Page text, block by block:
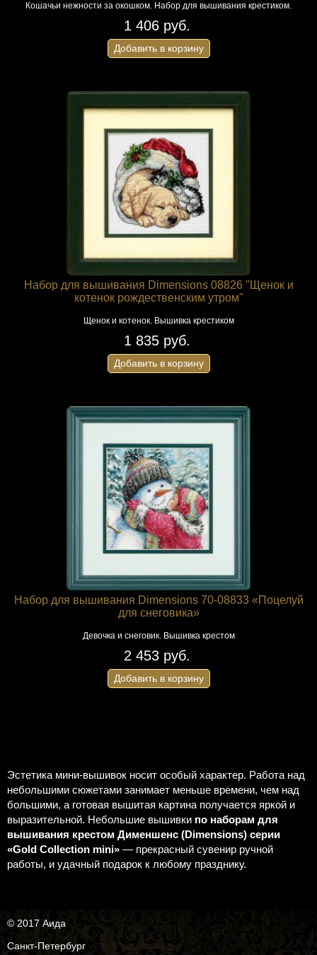
Кошачьи нежности за окошком. Набор для вышивания крестиком.
1 406 руб.
Добавить в корзину
Набор для вышивания Dimensions 08826 "Щенок и
котенок рождественским утром"
Щенок и котенок. Вышивка крестиком
1 835 руб.
Добавить в корзину
Набор для вышивания Dimensions 70-08833 «Поцелуй
для снеговика»
Девочка и снеговик. Вышивка крестом
2 453 руб.
Добавить в корзину
Эстетика мини-вышивок носит особый характер. Работа над
небольшими сюжетами занимает меньше времени, чем над
большими, а готовая вышитая картина получается яркой и
выразительной. Небольшие вышивки по наборам для
вышивания крестом Дименшенс (Dimensions) серии
«Gold Collection mini» — прекрасный сувенир ручной
работы, и удачный подарок к любому празднику.
© 2017 Аида
Санкт-Петербург